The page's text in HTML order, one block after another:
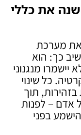
את כללי
מערכת
כך: הוא
מנגנוני
כל שינוי
תוך
אדם – לפנות
בפני